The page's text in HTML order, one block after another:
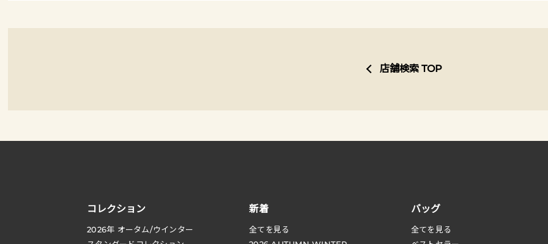
店舗検索 TOP
コレクション
2026年 オータム/ウインター
新着
全てを見る
バッグ
全てを見る